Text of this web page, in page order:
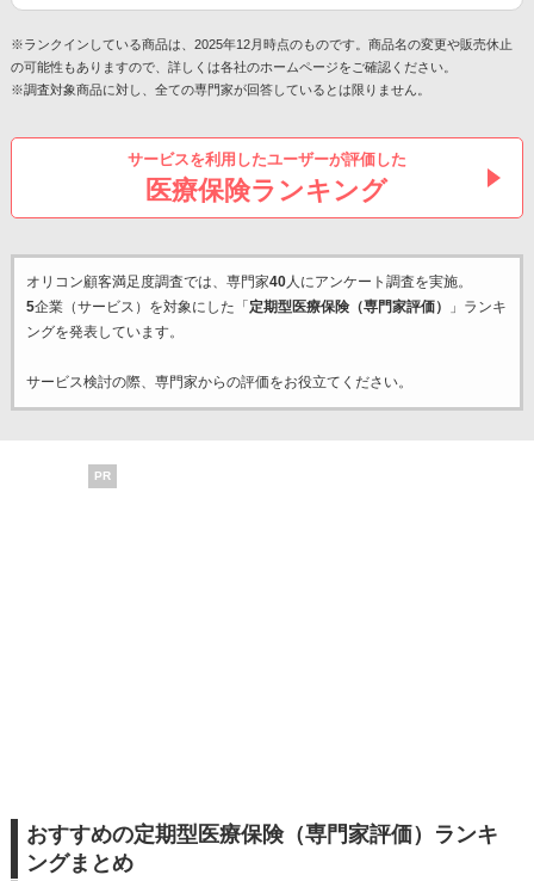
※ランクインしている商品は、2025年12月時点のものです。商品名の変更や販売休止
の可能性もありますので、詳しくは各社のホームページをご確認ください。
※調査対象商品に対し、全ての専門家が回答しているとは限りません。
サービスを利用したユーザーが評価した
医療保険ランキング
オリコン顧客満足度調査では、専門家40人にアンケート調査を実施。
5企業（サービス）を対象にした「 定期型医療保険（専門家評価）
」ランキ
ングを発表しています。
サービス検討の際、専門家からの評価をお役立てください。
PR
おすすめの定期型医療保険（専門家評価）ランキ
ングまとめ